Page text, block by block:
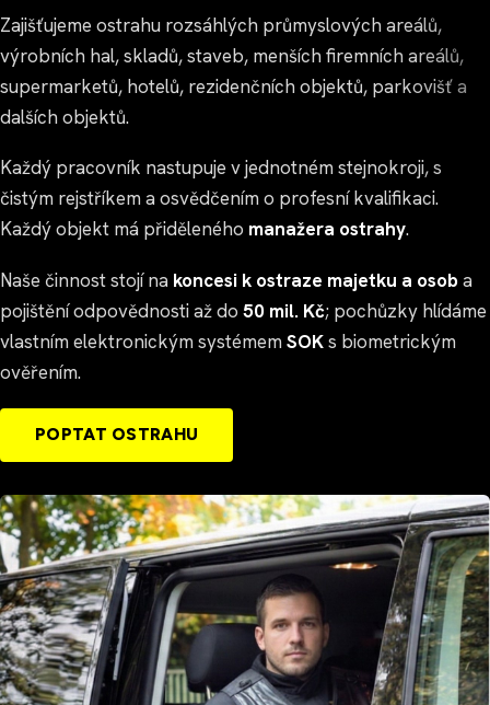
Zajišťujeme ostrahu rozsáhlých průmyslových areálů,
výrobních hal, skladů, staveb, menších firemních areálů,
supermarketů, hotelů, rezidenčních objektů, parkovišť a
dalších objektů.
Každý pracovník nastupuje v jednotném stejnokroji, s
čistým rejstříkem a osvědčením o profesní kvalifikaci.
Každý objekt má přiděleného manažera ostrahy.
Naše činnost stojí na koncesi k ostraze majetku a osob a
pojištění odpovědnosti až do 50 mil. Kč; pochůzky hlídáme
vlastním elektronickým systémemSOKs biometrickým
ověřením.
POPTAT OSTRAHU